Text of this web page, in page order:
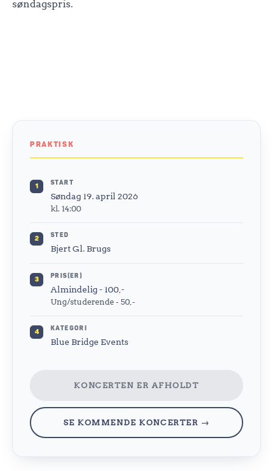
søndagspris.
PRAKTISK
1 START
Søndag 19. april 2026
kl. 14:00
2 STED
Bjert Gl. Brugs
3 PRIS(ER)
Almindelig - 100,-
Ung/studerende - 50,-
4 KATEGORI
Blue Bridge Events
KONCERTEN ER AFHOLDT
SE KOMMENDE KONCERTER →